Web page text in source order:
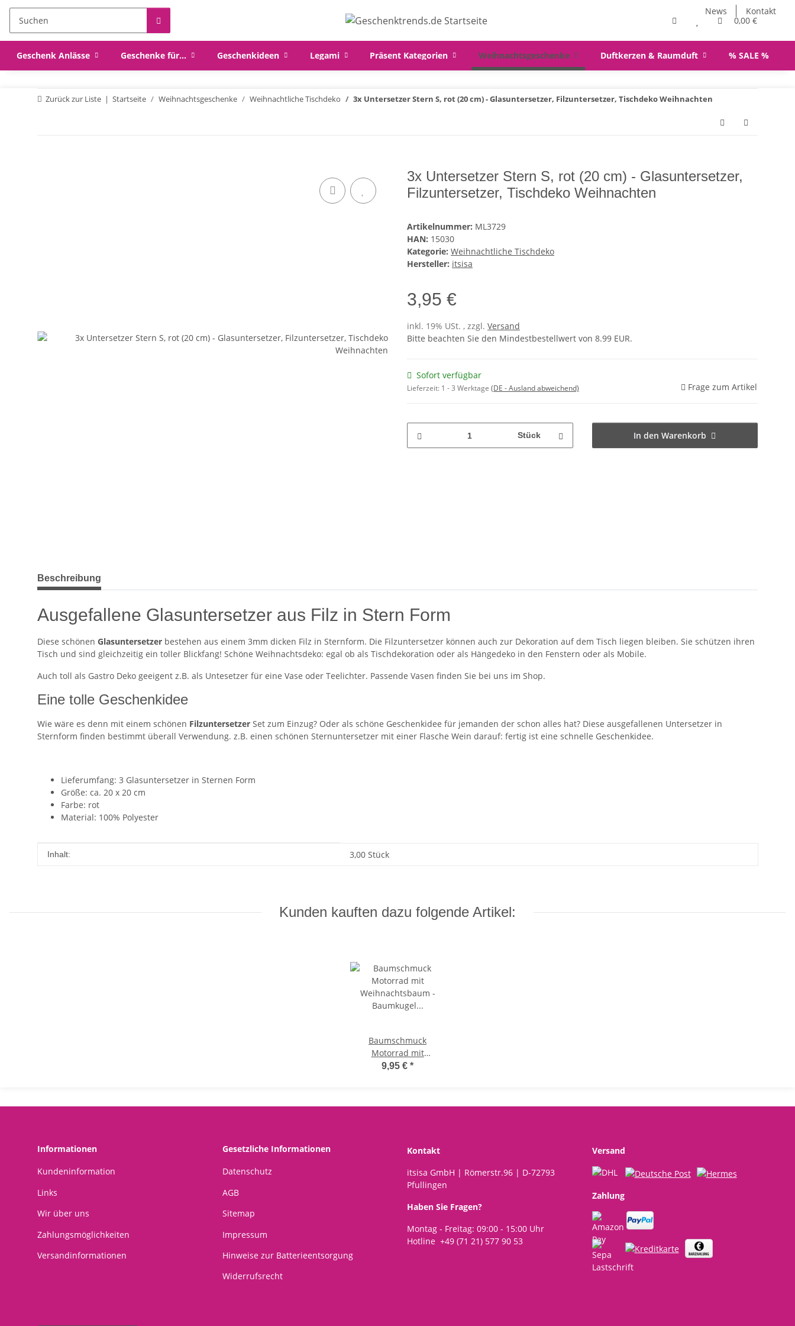
News
Kontakt
0,00 €
Geschenk Anlässe Geschenke für... Geschenkideen Legami Präsent Kategorien Weihnachtsgeschenke Duftkerzen & Raumduft % SALE %
Zurück zur Liste Startseite Weihnachtsgeschenke Weihnachtliche Tischdeko 3x Untersetzer Stern S, rot (20 cm) - Glasuntersetzer, Filzuntersetzer, Tischdeko Weihnachten
3x Untersetzer Stern S, rot (20 cm) - Glasuntersetzer,
Filzuntersetzer, Tischdeko Weihnachten
Artikelnummer: ML3729
HAN: 15030
Kategorie: Weihnachtliche Tischdeko
Hersteller: itsisa
3,95 €
inkl. 19% USt. , zzgl. Versand
Bitte beachten Sie den Mindestbestellwert von 8.99 EUR.
Sofort verfügbar
Lieferzeit: 1 - 3 Werktage (DE - Ausland abweichend) Frage zum Artikel
Stück In den Warenkorb
weitere Registerkarten anzeigen
Beschreibung
Ausgefallene Glasuntersetzer aus Filz in Stern Form
Diese schönen Glasuntersetzer bestehen aus einem 3mm dicken Filz in Sternform. Die Filzuntersetzer können auch zur Dekoration auf dem Tisch liegen bleiben. Sie schützen ihren
Tisch und sind gleichzeitig ein toller Blickfang! Schöne Weihnachtsdeko: egal ob als Tischdekoration oder als Hängedeko in den Fenstern oder als Mobile.
Auch toll als Gastro Deko geeigent z.B. als Untesetzer für eine Vase oder Teelichter. Passende Vasen finden Sie bei uns im Shop.
Eine tolle Geschenkidee
Wie wäre es denn mit einem schönen Filzuntersetzer Set zum Einzug? Oder als schöne Geschenkidee für jemanden der schon alles hat? Diese ausgefallenen Untersetzer in
Sternform finden bestimmt überall Verwendung. z.B. einen schönen Sternuntersetzer mit einer Flasche Wein darauf: fertig ist eine schnelle Geschenkidee.
Lieferumfang: 3 Glasuntersetzer in Sternen Form
Größe: ca. 20 x 20 cm
Farbe: rot
Material: 100% Polyester
Produkteigenschaft
Wert
Inhalt: 3,00 Stück
Kunden kauften dazu folgende Artikel:
Baumschmuck
Motorrad mit
Weihnachtsbaum -
9,95 € *
Informationen
Kundeninformation
Links
Wir über uns
Zahlungsmöglichkeiten
Versandinformationen
Gesetzliche Informationen
Datenschutz
AGB
Sitemap
Impressum
Hinweise zur Batterieentsorgung
Widerrufsrecht
Kontakt
itsisa GmbH | Römerstr.96 | D-72793
Pfullingen
Haben Sie Fragen?
Montag - Freitag: 09:00 - 15:00 Uhr
Hotline +49 (71 21) 577 90 53
Versand
Zahlung